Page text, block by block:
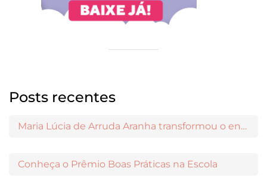
Posts recentes
Maria Lúcia de Arruda Aranha transformou o ensino de Filosofia no Brasil
Conheça o Prêmio Boas Práticas na Escola